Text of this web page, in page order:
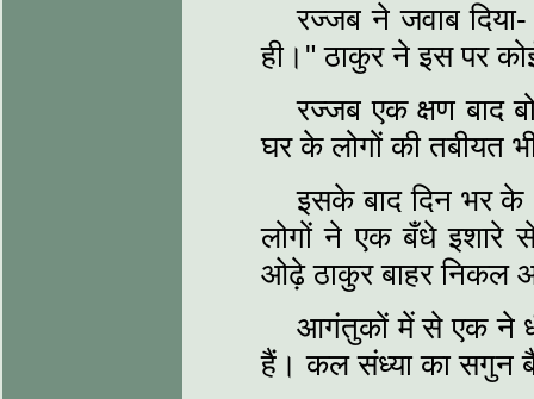
रज्जब ने जवाब
ही।" ठाकुर ने इस पर
रज्जब एक क्षण बाद
घर के लोगों की तबीयत
इसके बाद दिन भर के
लोगों ने एक बँधे इशारे
ओढ़े ठाकुर बाहर निकल
आगंतुकों में से एक ने
हैं। कल संध्या का सगुन